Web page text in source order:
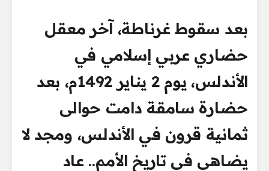
بعد سقوط غرناطة، آخر معقل
حضاري عربي إسلامي في
الأندلس، يوم 2 يناير 1492م، بعد
حضارة سامقة دامت حوالى
ثمانية قرون في الأندلس، ومجد لا
يضاهى في تاريخ الأمم.. عاد